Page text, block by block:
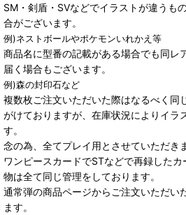
SM・剣盾・SVなどでイラストが違うも
合がございます。
例)ネストボールやポケモンいれかえ等
商品名に型番の記載がある場合でも同レ
届く場合もございます。
例)森の封印石など
複数枚ご注文いただいた際はなるべく同
がけておりますが、在庫状況によりイラ
す。
念の為、全てプレイ用とさせていただき
ワンピースカードでSTなどで再録した
物は全て同じ管理をしております。
通常弾の商品ページからご注文いただい
ます。